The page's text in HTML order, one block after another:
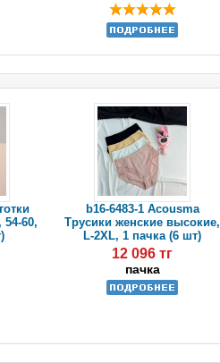
54-60,
b16-6483-1 Acousma
Трусики женские высокие,
L-2XL, 1 пачка (6 шт)
12 096 тг
пачка